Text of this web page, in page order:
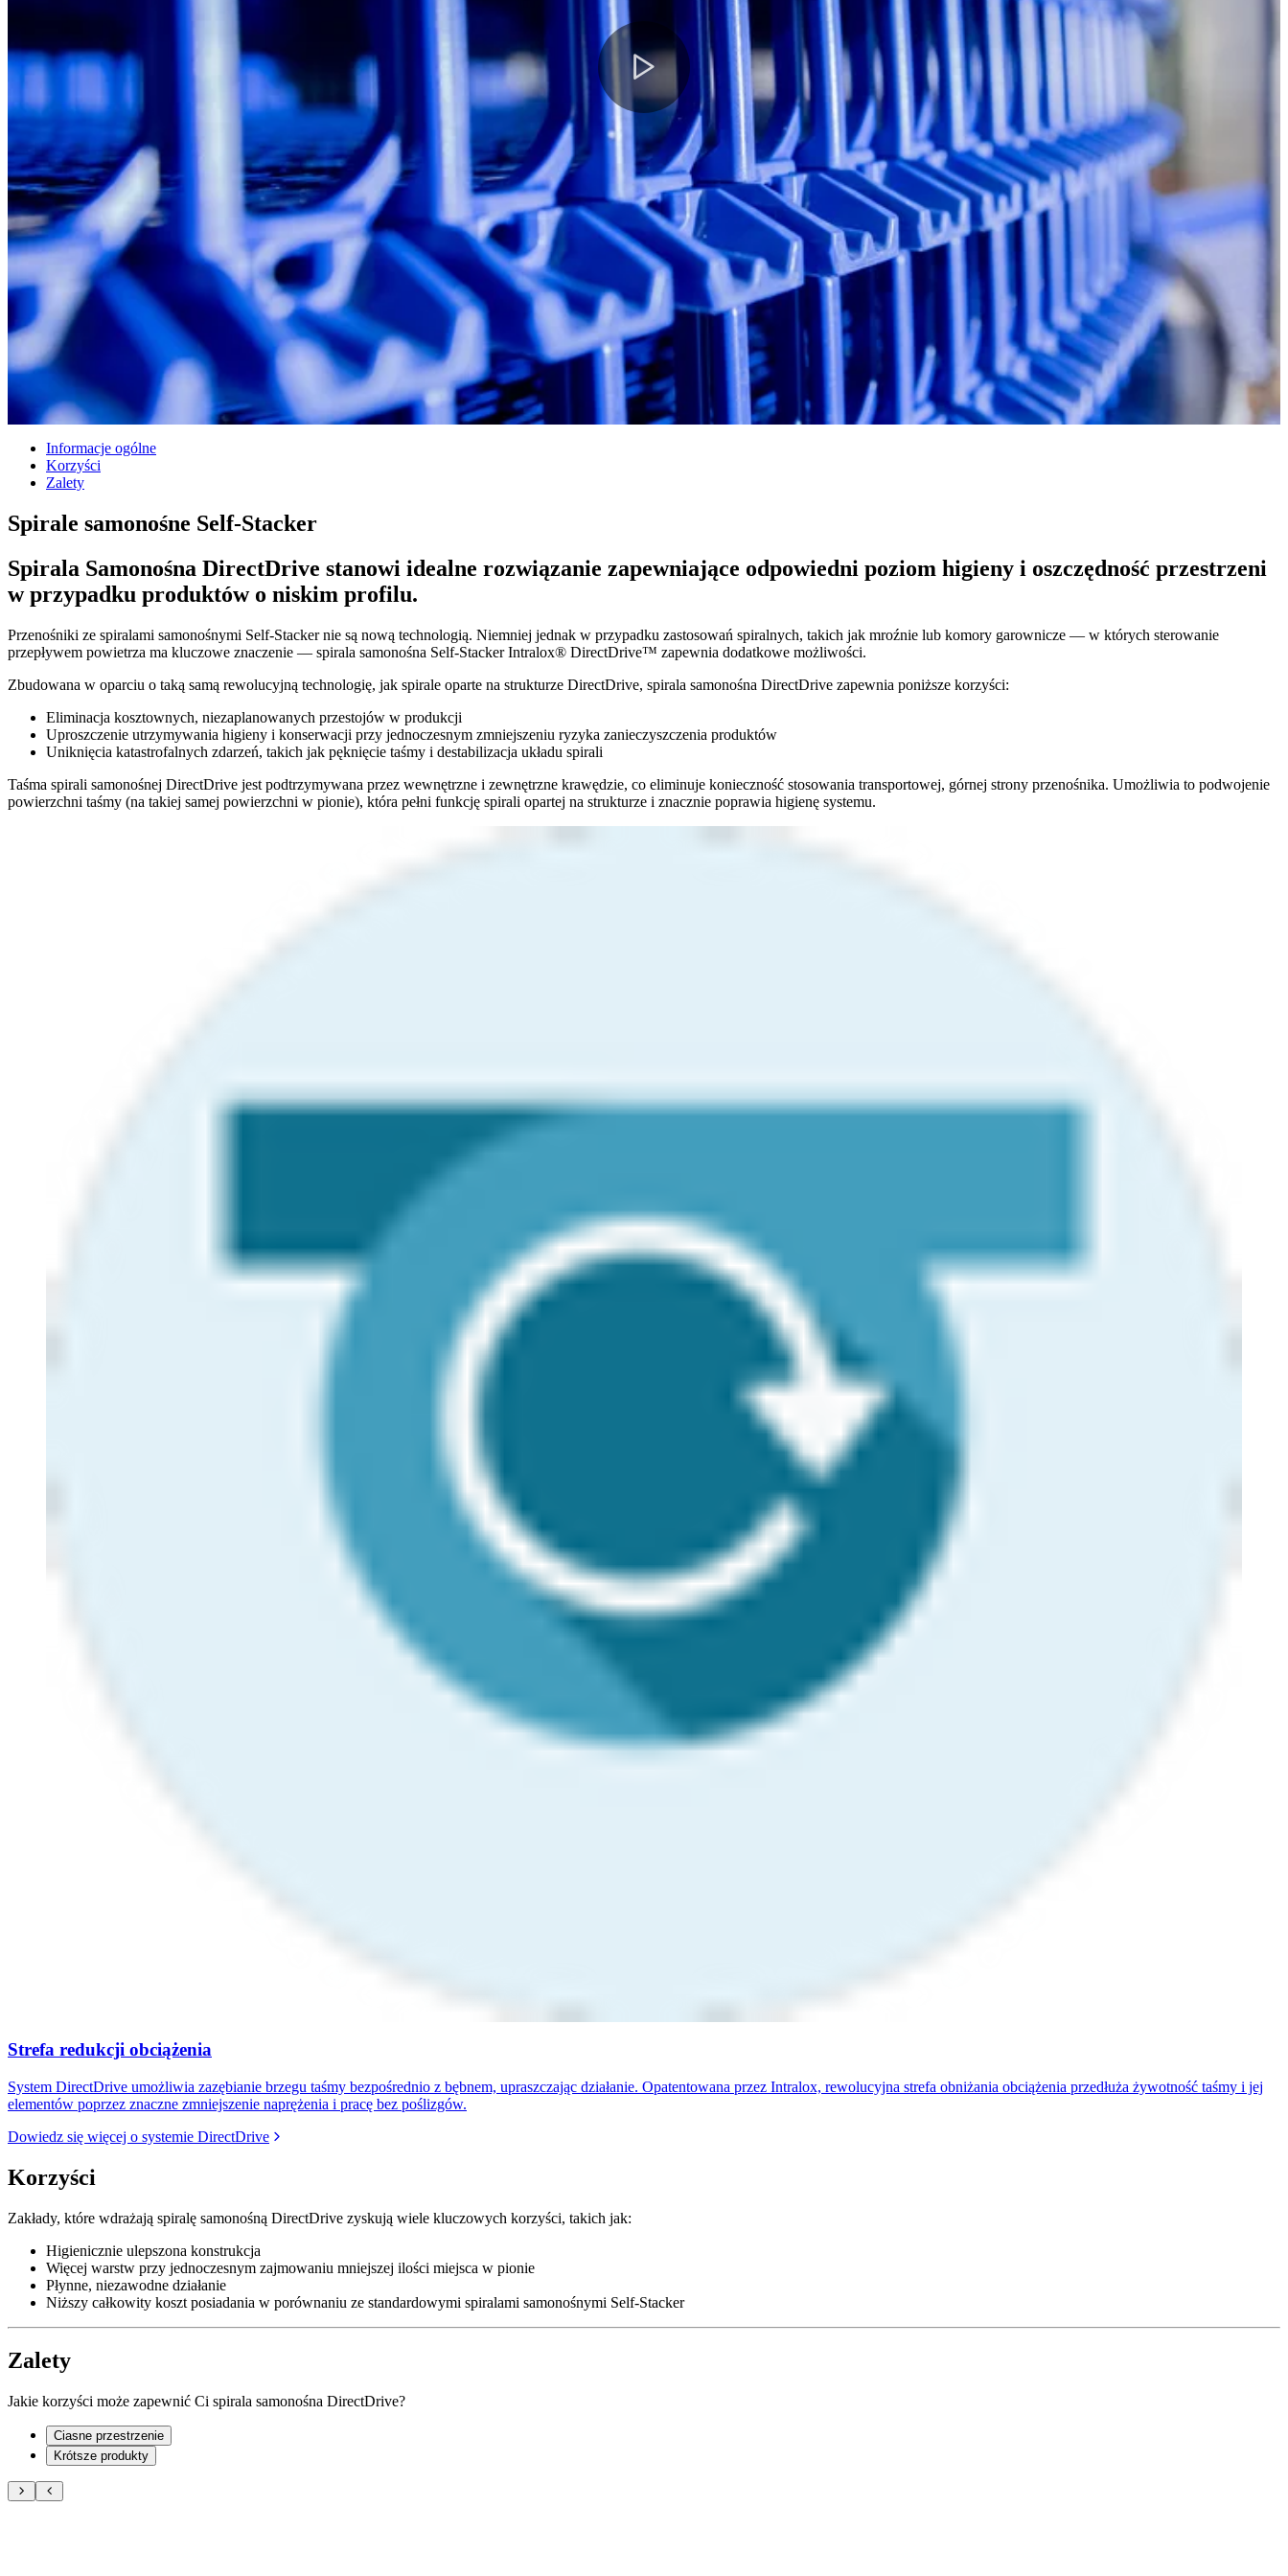
Informacje ogólne
Korzyści
Zalety
Spirale samonośne Self-Stacker
Spirala Samonośna DirectDrive stanowi idealne rozwiązanie zapewniające odpowiedni poziom higieny i oszczędność przestrzeni
w przypadku produktów o niskim profilu.
Przenośniki ze spiralami samonośnymi Self-Stacker nie są nową technologią. Niemniej jednak w przypadku zastosowań spiralnych, takich jak mroźnie lub komory garownicze — w których sterowanie
przepływem powietrza ma kluczowe znaczenie — spirala samonośna Self-Stacker Intralox® DirectDrive™ zapewnia dodatkowe możliwości.
Zbudowana w oparciu o taką samą rewolucyjną technologię, jak spirale oparte na strukturze DirectDrive, spirala samonośna DirectDrive zapewnia poniższe korzyści:
Eliminacja kosztownych, niezaplanowanych przestojów w produkcji
Uproszczenie utrzymywania higieny i konserwacji przy jednoczesnym zmniejszeniu ryzyka zanieczyszczenia produktów
Uniknięcia katastrofalnych zdarzeń, takich jak pęknięcie taśmy i destabilizacja układu spirali
Taśma spirali samonośnej DirectDrive jest podtrzymywana przez wewnętrzne i zewnętrzne krawędzie, co eliminuje konieczność stosowania transportowej, górnej strony przenośnika. Umożliwia to podwojenie
powierzchni taśmy (na takiej samej powierzchni w pionie), która pełni funkcję spirali opartej na strukturze i znacznie poprawia higienę systemu.
Strefa redukcji obciążenia
System DirectDrive umożliwia zazębianie brzegu taśmy bezpośrednio z bębnem, upraszczając działanie. Opatentowana przez Intralox, rewolucyjna strefa obniżania obciążenia przedłuża żywotność taśmy i jej
elementów poprzez znaczne zmniejszenie naprężenia i pracę bez poślizgów.
Dowiedz się więcej o systemie DirectDrive
Korzyści
Zakłady, które wdrażają spiralę samonośną DirectDrive zyskują wiele kluczowych korzyści, takich jak:
Higienicznie ulepszona konstrukcja
Więcej warstw przy jednoczesnym zajmowaniu mniejszej ilości miejsca w pionie
Płynne, niezawodne działanie
Niższy całkowity koszt posiadania w porównaniu ze standardowymi spiralami samonośnymi Self-Stacker
Zalety
Jakie korzyści może zapewnić Ci spirala samonośna DirectDrive?
Ciasne przestrzenie
Krótsze produkty